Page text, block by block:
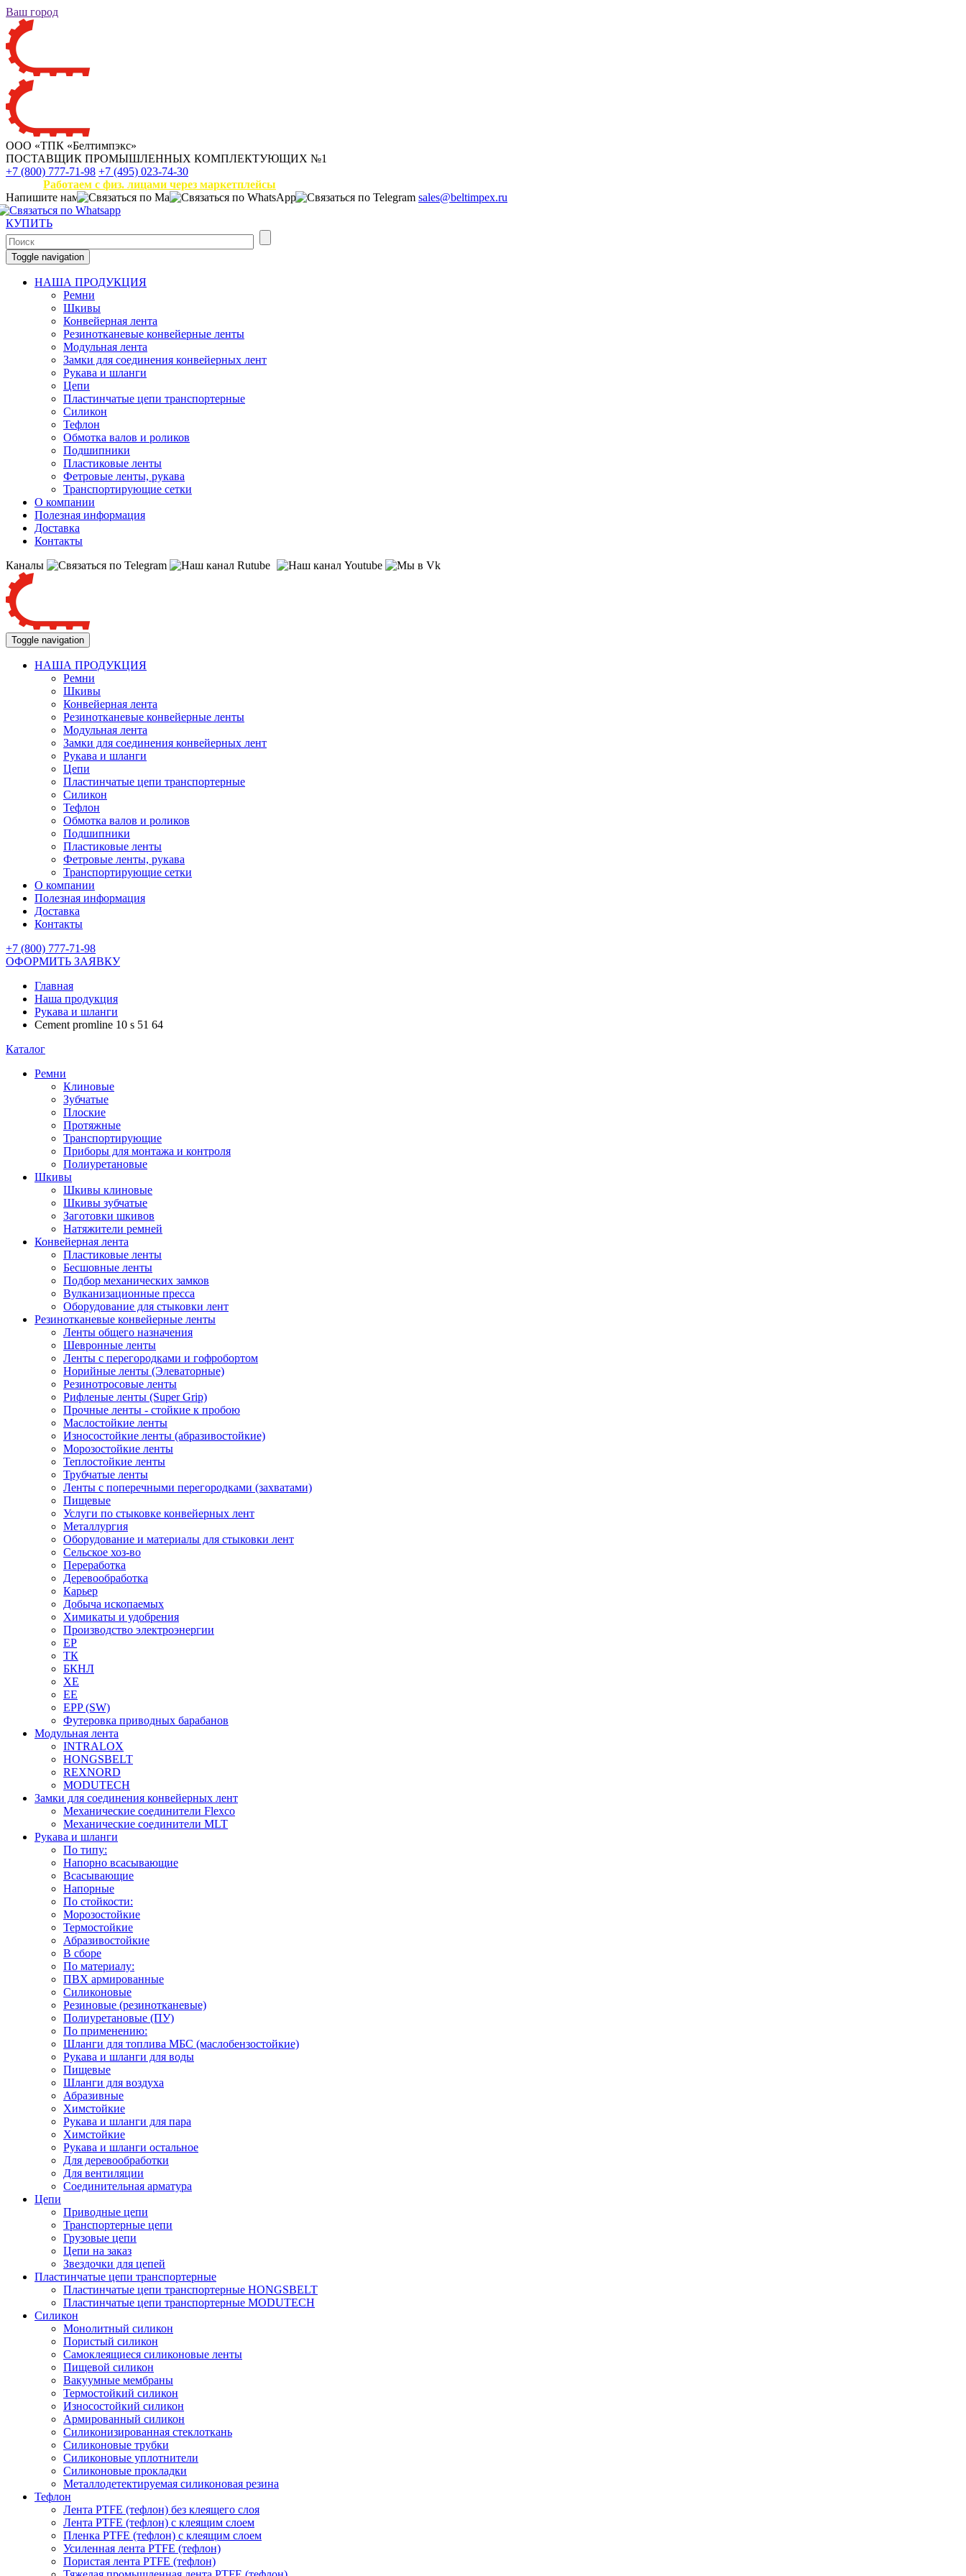
Ваш город
ООО «ТПК «Белтимпэкс»
ПОСТАВЩИК ПРОМЫШЛЕННЫХ КОМПЛЕКТУЮЩИХ №1
+7 (800) 777-71-98 +7 (495) 023-74-30
Работаем с физ. лицами через маркетплейсы
Напишите нам
sales@beltimpex.ru
КУПИТЬ
Toggle navigation
НАША ПРОДУКЦИЯ
Ремни
Шкивы
Конвейерная лента
Резинотканевые конвейерные ленты
Модульная лента
Замки для соединения конвейерных лент
Рукава и шланги
Цепи
Пластинчатые цепи транспортерные
Силикон
Тефлон
Обмотка валов и роликов
Подшипники
Пластиковые ленты
Фетровые ленты, рукава
Транспортирующие сетки
О компании
Полезная информация
Доставка
Контакты
Каналы
Toggle navigation
НАША ПРОДУКЦИЯ
Ремни
Шкивы
Конвейерная лента
Резинотканевые конвейерные ленты
Модульная лента
Замки для соединения конвейерных лент
Рукава и шланги
Цепи
Пластинчатые цепи транспортерные
Силикон
Тефлон
Обмотка валов и роликов
Подшипники
Пластиковые ленты
Фетровые ленты, рукава
Транспортирующие сетки
О компании
Полезная информация
Доставка
Контакты
+7 (800) 777-71-98
ОФОРМИТЬ ЗАЯВКУ
Главная
Наша продукция
Рукава и шланги
Cement promline 10 s 51 64
Каталог
Ремни
Клиновые
Зубчатые
Плоские
Протяжные
Транспортирующие
Приборы для монтажа и контроля
Полиуретановые
Шкивы
Шкивы клиновые
Шкивы зубчатые
Заготовки шкивов
Натяжители ремней
Конвейерная лента
Пластиковые ленты
Бесшовные ленты
Подбор механических замков
Вулканизационные пресса
Оборудование для стыковки лент
Резинотканевые конвейерные ленты
Ленты общего назначения
Шевронные ленты
Ленты с перегородками и гофробортом
Норийные ленты (Элеваторные)
Резинотросовые ленты
Рифленые ленты (Super Grip)
Прочные ленты - стойкие к пробою
Маслостойкие ленты
Износостойкие ленты (абразивостойкие)
Морозостойкие ленты
Теплостойкие ленты
Трубчатые ленты
Ленты с поперечными перегородками (захватами)
Пищевые
Услуги по стыковке конвейерных лент
Металлургия
Оборудование и материалы для стыковки лент
Сельское хоз-во
Переработка
Деревообработка
Карьер
Добыча ископаемых
Химикаты и удобрения
Производство электроэнергии
EP
ТК
БКНЛ
XE
EE
EPP (SW)
Футеровка приводных барабанов
Модульная лента
INTRALOX
HONGSBELT
REXNORD
MODUTECH
Замки для соединения конвейерных лент
Механические соединители Flexco
Механические соединители MLT
Рукава и шланги
По типу:
Напорно всасывающие
Всасывающие
Напорные
По стойкости:
Морозостойкие
Термостойкие
Абразивостойкие
В сборе
По материалу:
ПВХ армированные
Силиконовые
Резиновые (резинотканевые)
Полиуретановые (ПУ)
По применению:
Шланги для топлива МБС (маслобензостойкие)
Рукава и шланги для воды
Пищевые
Шланги для воздуха
Абразивные
Химстойкие
Рукава и шланги для пара
Химстойкие
Рукава и шланги остальное
Для деревообработки
Для вентиляции
Соединительная арматура
Цепи
Приводные цепи
Транспортерные цепи
Грузовые цепи
Цепи на заказ
Звездочки для цепей
Пластинчатые цепи транспортерные
Пластинчатые цепи транспортерные HONGSBELT
Пластинчатые цепи транспортерные MODUTECH
Силикон
Монолитный силикон
Пористый силикон
Самоклеящиеся силиконовые ленты
Пищевой силикон
Вакуумные мембраны
Термостойкий силикон
Износостойкий силикон
Армированный силикон
Силиконизированная стеклоткань
Силиконовые трубки
Силиконовые уплотнители
Силиконовые прокладки
Металлодетектируемая силиконовая резина
Тефлон
Лента PTFE (тефлон) без клеящего слоя
Лента PTFE (тефлон) с клеящим слоем
Пленка PTFE (тефлон) с клеящим слоем
Усиленная лента PTFE (тефлон)
Пористая лента PTFE (тефлон)